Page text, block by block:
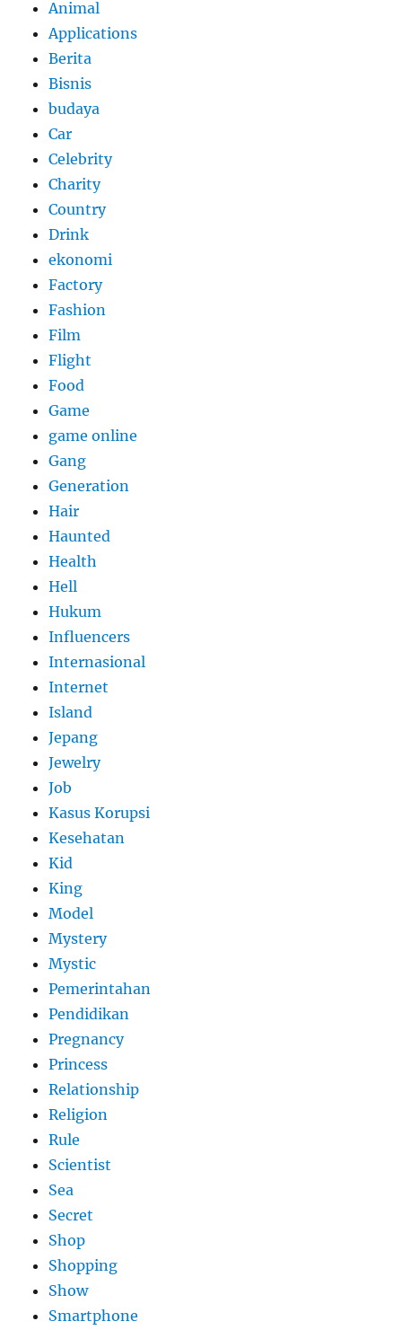
Animal
Applications
Berita
Bisnis
budaya
Car
Celebrity
Charity
Country
Drink
ekonomi
Factory
Fashion
Film
Flight
Food
Game
game online
Gang
Generation
Hair
Haunted
Health
Hell
Hukum
Influencers
Internasional
Internet
Island
Jepang
Jewelry
Job
Kasus Korupsi
Kesehatan
Kid
King
Model
Mystery
Mystic
Pemerintahan
Pendidikan
Pregnancy
Princess
Relationship
Religion
Rule
Scientist
Sea
Secret
Shop
Shopping
Show
Smartphone